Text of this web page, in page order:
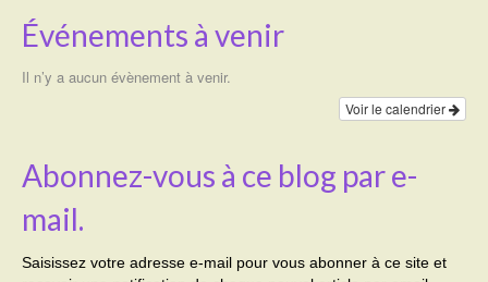
Événements à venir
Il n’y a aucun évènement à venir.
Voir le calendrier
Abonnez-vous à ce blog par e-
mail.
Saisissez votre adresse e-mail pour vous abonner à ce site et